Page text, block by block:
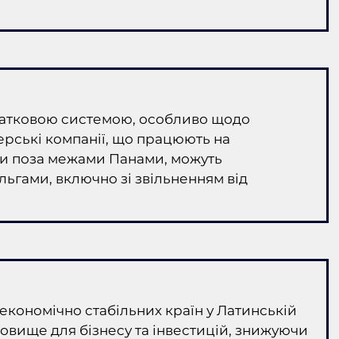
системою, особливо щодо
компанії, що працюють на
поза межами Панами, можуть
включно зі звільненням від
стабільних країн у Латинській
для бізнесу та інвестицій, знижуючи